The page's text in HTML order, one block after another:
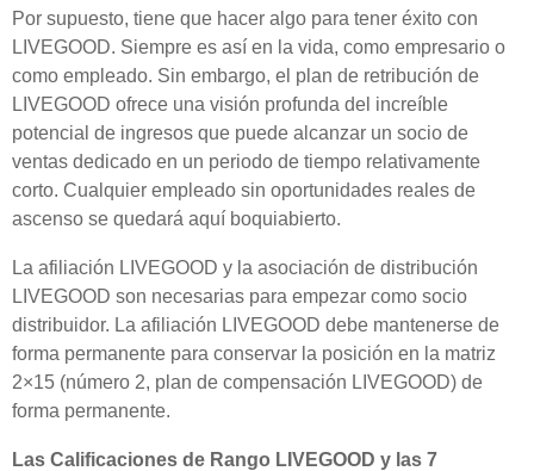
Por supuesto, tiene que hacer algo para tener éxito con
LIVEGOOD. Siempre es así en la vida, como empresario o
como empleado. Sin embargo, el plan de retribución de
LIVEGOOD ofrece una visión profunda del increíble
potencial de ingresos que puede alcanzar un socio de
ventas dedicado en un periodo de tiempo relativamente
corto. Cualquier empleado sin oportunidades reales de
ascenso se quedará aquí boquiabierto.
La afiliación LIVEGOOD y la asociación de distribución
LIVEGOOD son necesarias para empezar como socio
distribuidor. La afiliación LIVEGOOD debe mantenerse de
forma permanente para conservar la posición en la matriz
2×15 (número 2, plan de compensación LIVEGOOD) de
forma permanente.
Las Calificaciones de Rango LIVEGOOD y las 7